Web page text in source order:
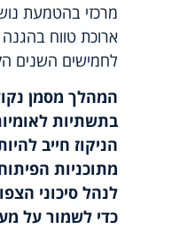
מרכזי בהטמעת
ארוכת טווח
לחמישים השנים
המהלך מסמן
בתשתיות
הניקוז חייב
מתוכניות
לנהל סיכוני
כדי לשמור על